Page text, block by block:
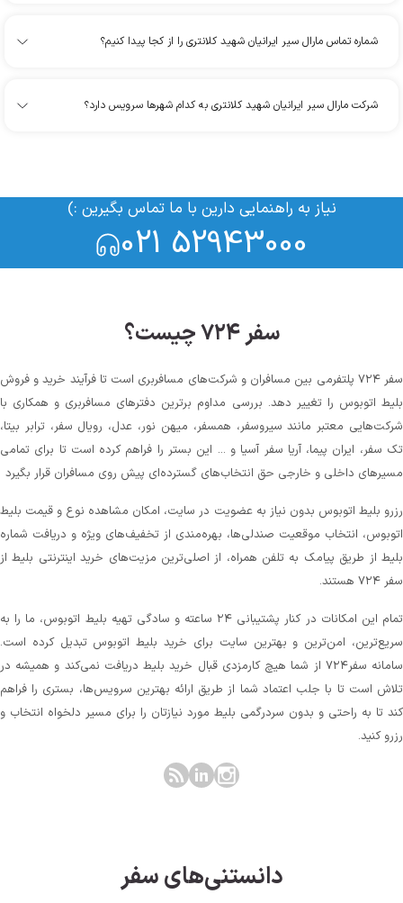
شماره تماس مارال سیر ایرانیان شهید کلانتری را از کجا پیدا کنیم؟
شرکت مارال سیر ایرانیان شهید کلانتری به کدام شهرها سرویس دارد؟
نیاز به راهنمایی دارین با ما تماس بگیرین :)
021 52943000
سفر ۷۲۴ چیست؟
سفر ۷۲۴ پلتفرمی بین مسافران و شرکت‌های مسافربری است تا فرآیند خرید و فروش
اتوبوس را تغییر دهد. بررسی مداوم برترین دفترهای مسافربری و همکاری با
معتبر مانند سیروسفر، همسفر، میهن‌ نور، عدل، رویال سفر، ترابر بیتا،
سفر، ایران پیما، آریا سفر آسیا و ... این بستر را فراهم کرده است تا برای تمامی
داخلی و خارجی حق انتخاب‌های گسترده‌ای پیش روی مسافران قرار بگیرد
بلیط اتوبوس بدون نیاز به عضویت در سایت، امکان مشاهده نوع و قیمت بلیط
انتخاب موقعیت صندلی‌ها، بهره‌مندی از تخفیف‌های ویژه و دریافت شماره‌
از طریق پیامک به تلفن همراه، از اصلی‌ترین مزیت‌های خرید اینترنتی بلیط از
هستند.
تمام این امکانات در کنار پشتیبانی‌ ۲۴ ساعته و سادگی تهیه بلیط اتوبوس، ما را به
امن‌ترین و بهترین سایت برای خرید بلیط اتوبوس تبدیل کرده است.
سامانه سفر۷۲۴ از شما هیچ کارمزدی قبال خرید بلیط دریافت نمی‌کند و همیشه در
است تا با جلب اعتماد شما از طریق ارائه بهترین سرویس‌ها، بستری را فراهم
تا به راحتی و بدون سردرگمی بلیط مورد نیازتان را برای مسیر دلخواه انتخاب و
کنید.
دانستنی‌های سفر